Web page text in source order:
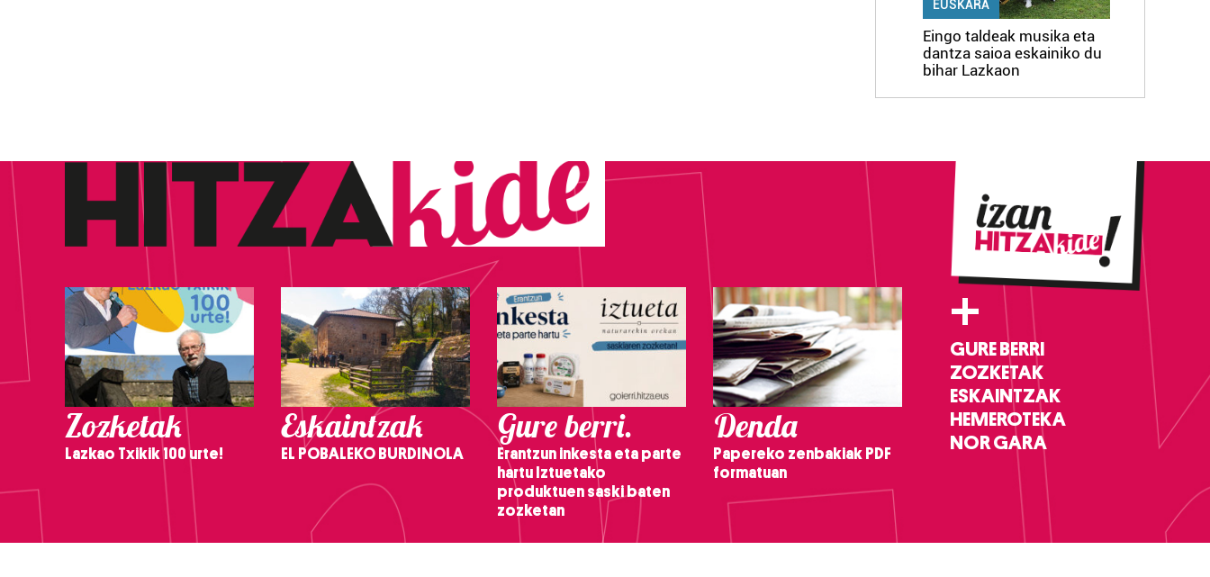
EUSKARA
Eingo taldeak musika eta
dantza saioa eskainiko du
bihar Lazkaon
Zozketak
Lazkao Txikik 100 urte!
Eskaintzak
EL POBALEKO BURDINOLA
Gure berri.
Erantzun inkesta eta parte
hartu Iztuetako
produktuen saski baten
zozketan
Denda
Papereko zenbakiak PDF
formatuan
+
GURE BERRI
ZOZKETAK
ESKAINTZAK
HEMEROTEKA
NOR GARA